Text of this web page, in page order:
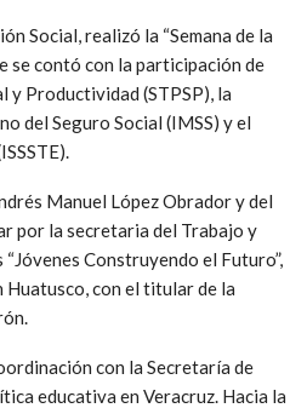
Social, realizó la “Semana de la
se contó con la participación de
Productividad (STPSP), la
del Seguro Social (IMSS) y el
Manuel López Obrador y del
por la secretaria del Trabajo y
Construyendo el Futuro”,
Huatusco, con el titular de la
con la Secretaría de
educativa en Veracruz. Hacia la